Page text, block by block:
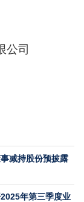
公司
减持股份预披露
年第三季度业